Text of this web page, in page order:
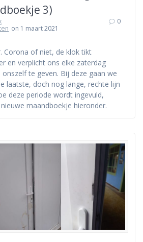
3)
on 1 maart 2021
0
Corona of niet, de klok tikt
en verplicht ons elke zaterdag
te geven. Bij deze gaan we
laatste, doch nog lange, rechte lijn
deze periode wordt ingevuld,
maandboekje hieronder.